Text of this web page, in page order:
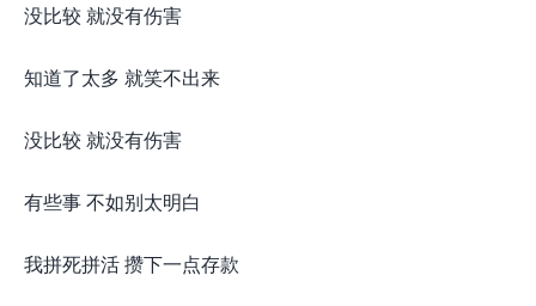
没比较 就没有伤害
知道了太多 就笑不出来
没比较 就没有伤害
有些事 不如别太明白
我拼死拼活 攒下一点存款